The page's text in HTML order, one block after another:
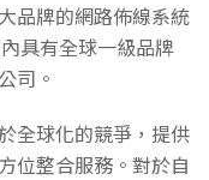
品牌的網路佈線系統
具有全球一級品牌
司。
全球化的競爭，提供
位整合服務。對於自